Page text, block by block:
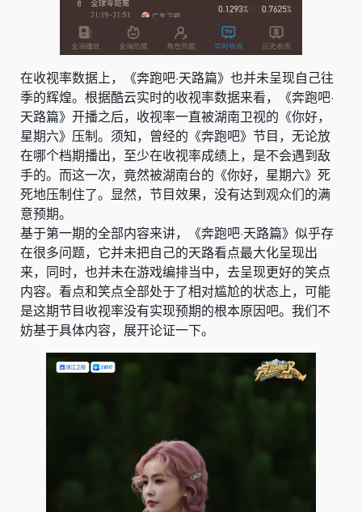
在收视率数据上，《奔跑吧·天路篇》也并未呈现自己往
季的辉煌。根据酷云实时的收视率数据来看，《奔跑吧·
天路篇》开播之后，收视率一直被湖南卫视的《你好，
星期六》压制。须知，曾经的《奔跑吧》节目，无论放
在哪个档期播出，至少在收视率成绩上，是不会遇到敌
手的。而这一次，竟然被湖南台的《你好，星期六》死
死地压制住了。显然，节目效果，没有达到观众们的满
意预期。
基于第一期的全部内容来讲，《奔跑吧·天路篇》似乎存
在很多问题，它并未把自己的天路看点最大化呈现出
来，同时，也并未在游戏编排当中，去呈现更好的笑点
内容。看点和笑点全部处于了相对尴尬的状态上，可能
是这期节目收视率没有实现预期的根本原因吧。我们不
妨基于具体内容，展开论证一下。